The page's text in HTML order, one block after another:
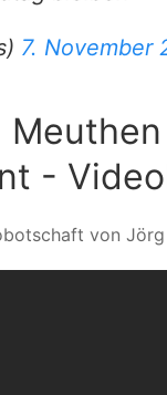
7. November
-
von